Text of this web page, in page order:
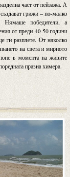
част от пейзажа. А
грижи – по-малко
Нямаше победители, а
от преди 40-50 години
ги разплете. От няколко
на света и мирното
в момента на живите
празна химера.